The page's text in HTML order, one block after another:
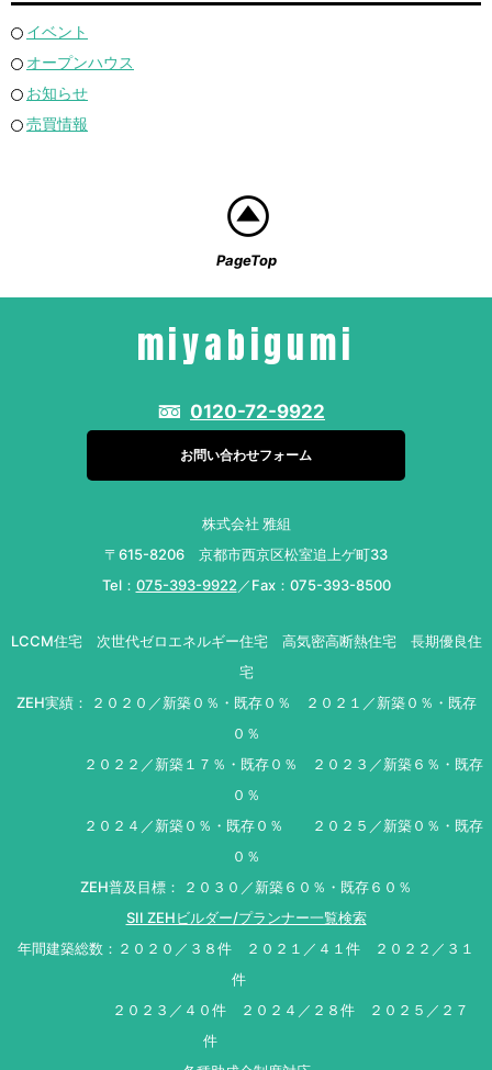
イベント
オープンハウス
お知らせ
売買情報
PageTop
miyabigumi
0120-72-9922
お問い合わせフォーム
株式会社 雅組
〒615-8206 京都市西京区松室追上ゲ町33
Tel： 075-393-9922 ／Fax：075-393-8500
LCCM住宅 次世代ゼロエネルギー住宅 高気密高断熱住宅 長期優良住
宅
ZEH実績： ２０２０／新築０％・既存０％ ２０２１／新築０％・既存
０％
２０２２／新築１７％・既存０％ ２０２３／新築６％・既存
０％
２０２４／新築０％・既存０％ ２０２５／新築０％・既存
０％
ZEH普及目標： ２０３０／新築６０％・既存６０％
SII ZEHビルダー/プランナー一覧検索
年間建築総数：２０２０／３８件 ２０２１／４１件 ２０２２／３１
件
２０２３／４０件 ２０２４／２８件 ２０２５／２７
件